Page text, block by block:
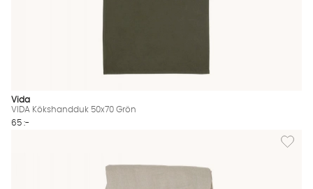
Vida
VIDA Kökshandduk 50x70 Grön
65 :-
Lägg